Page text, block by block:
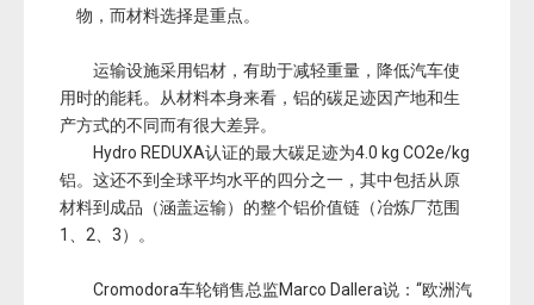
物，而材料选择是重点。
运输设施采用铝材，有助于减轻重量，降低汽车使
用时的能耗。从材料本身来看，铝的碳足迹因产地和生
产方式的不同而有很大差异。
Hydro REDUXA认证的最大碳足迹为4.0 kg CO2e/kg
铝。这还不到全球平均水平的四分之一，其中包括从原
材料到成品（涵盖运输）的整个铝价值链（冶炼厂范围
1、2、3）。
Cromodora车轮销售总监Marco Dallera说：“欧洲汽